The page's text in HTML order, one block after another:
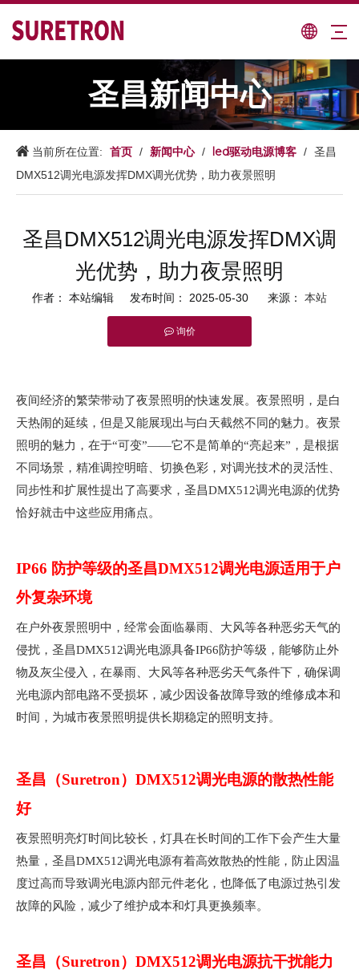
圣昌新闻中心
当前所在位置: 首页 / 新闻中心 / led驱动电源博客 / 圣昌
DMX512调光电源发挥DMX调光优势，助力夜景照明
圣昌DMX512调光电源发挥DMX调
光优势，助力夜景照明
作者： 本站编辑 发布时间： 2025-05-30 来源： 本站
询价
夜间经济的繁荣带动了夜景照明的快速发展。夜景照明，是白
天热闹的延续，但是又能展现出与白天截然不同的魅力。夜景
照明的魅力，在于“可变”——它不是简单的“亮起来”，是根据
不同场景，精准调控明暗、切换色彩，对调光技术的灵活性、
同步性和扩展性提出了高要求，圣昌DMX512调光电源的优势
恰好就击中这些应用痛点。
IP66 防护等级的圣昌DMX512调光电源适用于户
外复杂环境
在户外夜景照明中，经常会面临暴雨、大风等各种恶劣天气的
侵扰，圣昌DMX512调光电源具备IP66防护等级，能够防止外
物及灰尘侵入，在暴雨、大风等各种恶劣天气条件下，确保调
光电源内部电路不受损坏，减少因设备故障导致的维修成本和
时间，为城市夜景照明提供长期稳定的照明支持。
圣昌（Suretron）DMX512调光电源的散热性能
好
夜景照明亮灯时间比较长，灯具在长时间的工作下会产生大量
热量，圣昌DMX512调光电源有着高效散热的性能，防止因温
度过高而导致调光电源内部元件老化，也降低了电源过热引发
故障的风险，减少了维护成本和灯具更换频率。
圣昌（Suretron）DMX512调光电源抗干扰能力